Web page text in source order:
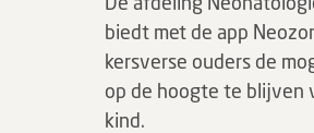
biedt met de app
kersverse ouders de
op de hoogte te blijven
kind.